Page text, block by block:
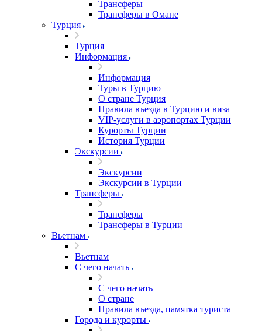
Трансферы
Трансферы в Омане
Турция
Турция
Информация
Информация
Туры в Турцию
О стране Турция
Правила въезда в Турцию и виза
VIP-услуги в аэропортах Турции
Курорты Турции
История Турции
Экскурсии
Экскурсии
Экскурсии в Турции
Трансферы
Трансферы
Трансферы в Турции
Вьетнам
Вьетнам
С чего начать
С чего начать
О стране
Правила въезда, памятка туриста
Города и курорты